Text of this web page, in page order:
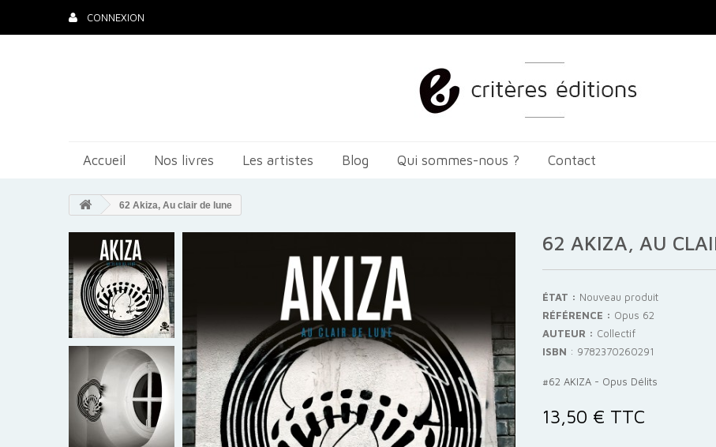
CONNEXION
Accueil Nos livres Les artistes Blog Qui sommes-nous ? Contact
62 Akiza, Au clair de lune
62 AKIZA, AU
ÉTAT : Nouveau produit
RÉFÉRENCE : Opus 62
AUTEUR : Collectif
ISBN : 9782370260291
#62 AKIZA - Opus Délits
13,50 € TTC